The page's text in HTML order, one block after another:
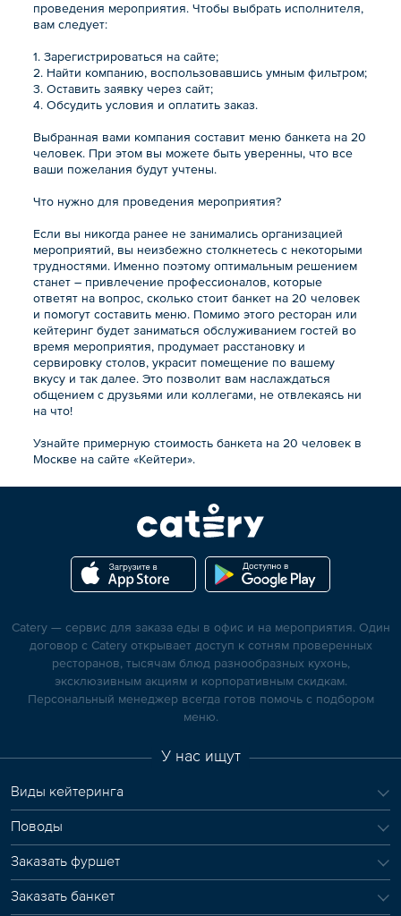
проведения мероприятия. Чтобы выбрать исполнителя,
вам следует:
1. Зарегистрироваться на сайте;
2. Найти компанию, воспользовавшись умным фильтром;
3. Оставить заявку через сайт;
4. Обсудить условия и оплатить заказ.
Выбранная вами компания составит меню банкета на 20
человек. При этом вы можете быть уверенны, что все
ваши пожелания будут учтены.
Что нужно для проведения мероприятия?
Если вы никогда ранее не занимались организацией
мероприятий, вы неизбежно столкнетесь с некоторыми
трудностями. Именно поэтому оптимальным решением
станет – привлечение профессионалов, которые
ответят на вопрос, сколько стоит банкет на 20 человек
и помогут составить меню. Помимо этого ресторан или
кейтеринг будет заниматься обслуживанием гостей во
время мероприятия, продумает расстановку и
сервировку столов, украсит помещение по вашему
вкусу и так далее. Это позволит вам наслаждаться
общением с друзьями или коллегами, не отвлекаясь ни
на что!
Узнайте примерную стоимость банкета на 20 человек в
Москве на сайте «Кейтери».
Catery — сервис для заказа еды в офис и на мероприятия. Один
договор с Catery открывает доступ к сотням проверенных
ресторанов, тысячам блюд разнообразных кухонь,
эксклюзивным акциям и корпоративным скидкам.
Персональный менеджер всегда готов помочь с подбором
меню.
У нас ищут
Виды кейтеринга
Поводы
Заказать фуршет
Заказать банкет